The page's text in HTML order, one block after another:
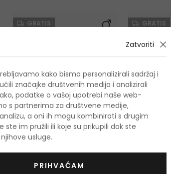
GRATIS
Dior Eau Sauvage
GRATIS
Dior Eau
Zatvoriti
kako bismo personalizirali sadržaj i
značajke društvenih medija i analizirali
podatke o vašoj upotrebi naše web-
s partnerima za društvene medije,
a oni ih mogu kombinirati s drugim
ste im pružili ili koje su prikupili dok ste
usluge.
PRIHVAĆAM